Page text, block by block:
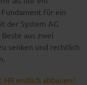
Fundament für ein
der System AG
aus zwei
senken und rechtlich
endlich abbauen?